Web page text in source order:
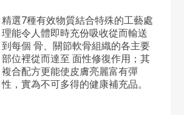
精選7種有效物質結合特殊的工藝處
理能令人體即時充份吸收從而輸送
到每個 骨、關節軟骨組織的各主要
部位裡從而達至 面性修復作用；其
複合配方更能使皮膚亮麗富有彈
性，實為不可多得的健康補充品。